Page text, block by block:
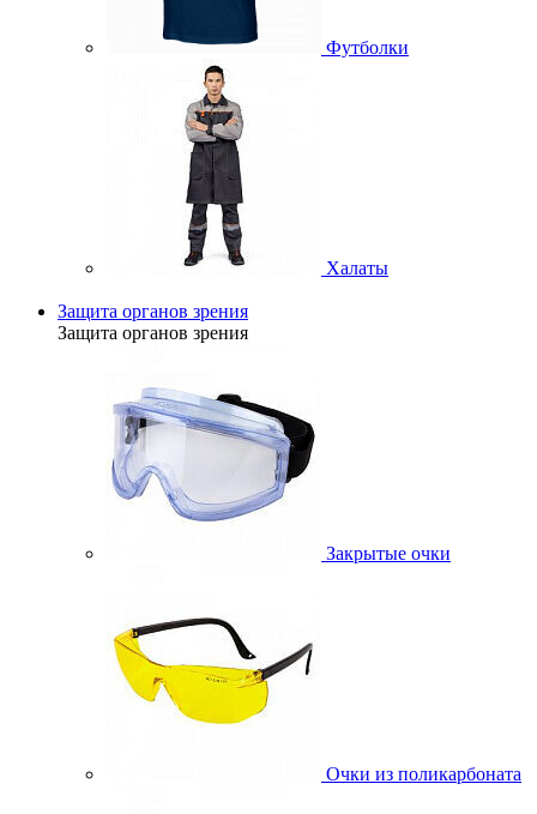
Футболки
Халаты
Защита органов зрения
Защита органов зрения
Закрытые очки
Очки из поликарбоната